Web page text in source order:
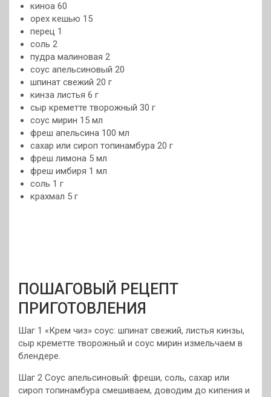
киноа 60
орех кешью 15
перец 1
соль 2
пудра малиновая 2
соус апельсиновый 20
шпинат свежий 20 г
кинза листья 6 г
сыр креметте творожный 30 г
соус мирин 15 мл
фреш апельсина 100 мл
сахар или сироп топинамбура 20 г
фреш лимона 5 мл
фреш имбиря 1 мл
соль 1 г
крахмал 5 г
ПОШАГОВЫЙ РЕЦЕПТ
ПРИГОТОВЛЕНИЯ
Шаг 1 «Крем чиз» соус: шпинат свежий, листья кинзы,
сыр креметте творожный и соус мирин измельчаем в
блендере.
Шаг 2 Соус апельсиновый: фреши, соль, сахар или
сироп топинамбура смешиваем, доводим до кипения и